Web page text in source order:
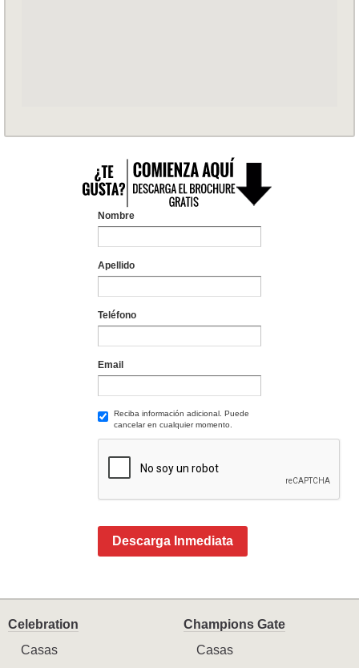
Nombre
Apellido
Teléfono
Email
Reciba información adicional. Puede
cancelar en cualquier momento.
Descarga Inmediata
Celebration
Casas
Champions Gate
Casas